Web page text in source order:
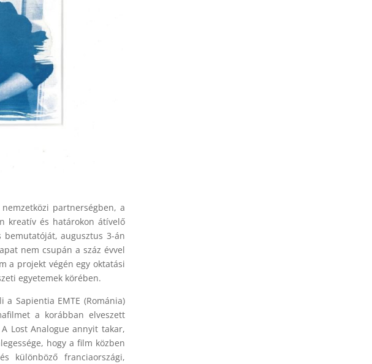
partnerségben, a
kreatív és határokon átívelő
augusztus 3-án
nem csupán a száz évvel
a projekt végén egy oktatási
egyetemek körében.
Sapientia EMTE (Románia)
a korábban elveszett
Lost Analogue annyit takar,
hogy a film közben
különböző franciaországi,